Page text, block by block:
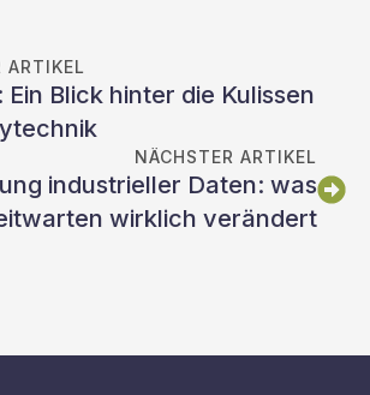
ARTIKEL
Blick hinter die Kulissen
NÄCHSTER ARTIKEL
industrieller Daten: was
wirklich verändert